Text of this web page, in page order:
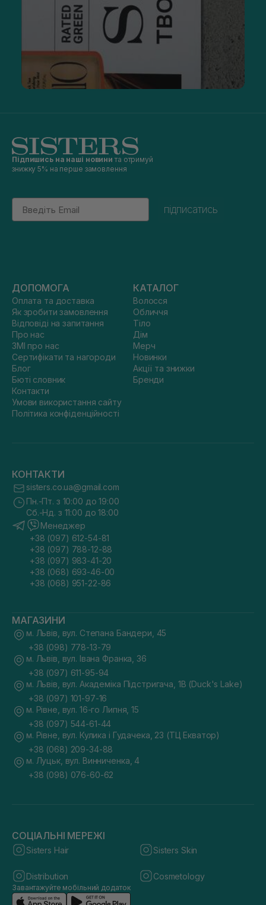
Підпишись на наші новини та отримуй
знижку 5% на перше замовлення
Email
підписатись
ДОПОМОГА
Оплата та доставка
Як зробити замовлення
Відповіді на запитання
Про нас
ЗМІ про нас
Сертифікати та нагороди
Блог
Бюті словник
Контакти
Умови використання сайту
Політика конфіденційності
КАТАЛОГ
Волосся
Обличчя
Тіло
Дім
Мерч
Новинки
Акції та знижки
Бренди
КОНТАКТИ
sisters.co.ua@gmail.com
Пн.-Пт. з 10:00 до 19:00
Сб.-Нд. з 11:00 до 18:00
Менеджер
+38 (097) 612-54-81
+38 (097) 788-12-88
+38 (097) 983-41-20
+38 (068) 693-46-00
+38 (068) 951-22-86
МАГАЗИНИ
м. Львів, вул. Степана Бандери, 45
+38 (098) 778-13-79
м. Львів, вул. Івана Франка, 36
+38 (097) 611-95-94
м. Львів, вул. Академіка Підстригача, 1В (Duck's Lake)
+38 (097) 101-97-16
м. Рівне, вул. 16-го Липня, 15
+38 (097) 544-61-44
м. Рівне, вул. Кулика і Гудачека, 23 (ТЦ Екватор)
+38 (068) 209-34-88
м. Луцьк, вул. Винниченка, 4
+38 (098) 076-60-62
СОЦІАЛЬНІ МЕРЕЖІ
Sisters Hair Sisters Skin
Distribution Cosmetology
Завантажуйте мобільний додаток